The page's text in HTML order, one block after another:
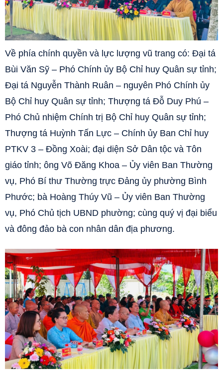
Về phía chính quyền và lực lượng vũ trang có: Đại tá
Bùi Văn Sỹ – Phó Chính ủy Bộ Chỉ huy Quân sự tỉnh;
Đại tá Nguyễn Thành Ruân – nguyên Phó Chính ủy
Bộ Chỉ huy Quân sự tỉnh; Thượng tá Đỗ Duy Phú –
Phó Chủ nhiệm Chính trị Bộ Chỉ huy Quân sự tỉnh;
Thượng tá Huỳnh Tấn Lực – Chính ủy Ban Chỉ huy
PTKV 3 – Đồng Xoài; đại diện Sở Dân tộc và Tôn
giáo tỉnh; ông Võ Đăng Khoa – Ủy viên Ban Thường
vụ, Phó Bí thư Thường trực Đảng ủy phường Bình
Phước; bà Hoàng Thúy Vũ – Ủy viên Ban Thường
vụ, Phó Chủ tịch UBND phường; cùng quý vị đại biểu
và đông đảo bà con nhân dân địa phương.